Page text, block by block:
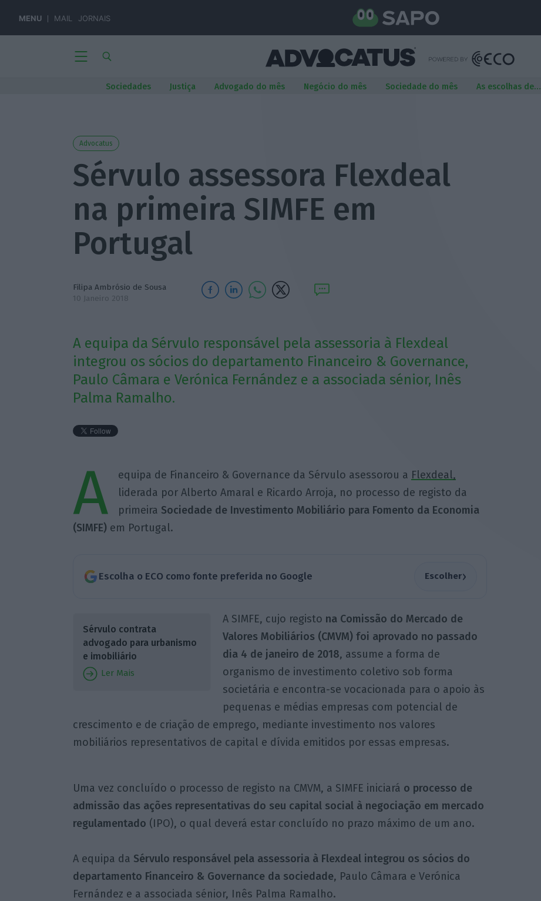
MENU MAIL JORNAIS
Sociedades Justiça Advogado do mês Negócio do mês Sociedade do mês As escolhas de…
Advocatus
Sérvulo assessora Flexdeal
na primeira SIMFE em
Portugal
Filipa Ambrósio de Sousa
10 Janeiro 2018
A equipa da Sérvulo responsável pela assessoria à Flexdeal
integrou os sócios do departamento Financeiro & Governance,
Paulo Câmara e Verónica Fernández e a associada sénior, Inês
Palma Ramalho.
A equipa de Financeiro & Governance da Sérvulo asessorou a Flexdeal,
liderada por Alberto Amaral e Ricardo Arroja, no processo de registo da
primeira Sociedade de Investimento Mobiliário para Fomento da Economia
(SIMFE) em Portugal.
Escolha o ECO como fonte preferida no Google Escolher›
Sérvulo contrata
advogado para urbanismo
e imobiliário
Ler Mais
A SIMFE, cujo registo na Comissão do Mercado de
Valores Mobiliários (CMVM) foi aprovado no passado
dia 4 de janeiro de 2018, assume a forma de
organismo de investimento coletivo sob forma
societária e encontra-se vocacionada para o apoio às
pequenas e médias empresas com potencial de
crescimento e de criação de emprego, mediante investimento nos valores
mobiliários representativos de capital e dívida emitidos por essas empresas.
Uma vez concluído o processo de registo na CMVM, a SIMFE iniciará o processo de
admissão das ações representativas do seu capital social à negociação em mercado
regulamentado (IPO), o qual deverá estar concluído no prazo máximo de um ano.
A equipa da Sérvulo responsável pela assessoria à Flexdeal integrou os sócios do
departamento Financeiro & Governance da sociedade, Paulo Câmara e Verónica
Fernández e a associada sénior, Inês Palma Ramalho.